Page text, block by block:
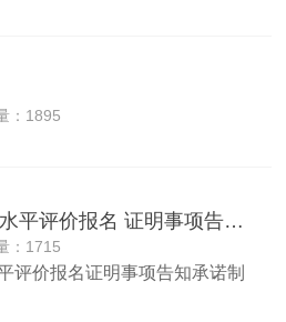
：1895
心理咨询师职业能力水平评价报名 证明事项告知承诺制告知书
：1715
评价报名证明事项告知承诺制